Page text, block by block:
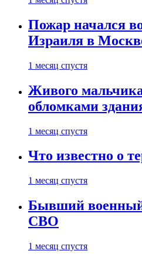
Пожар начался
Израиля в
1 месяц спустя
Живого
обломками
1 месяц спустя
Что известно о
1 месяц спустя
Бывший военный
СВО
1 месяц спустя